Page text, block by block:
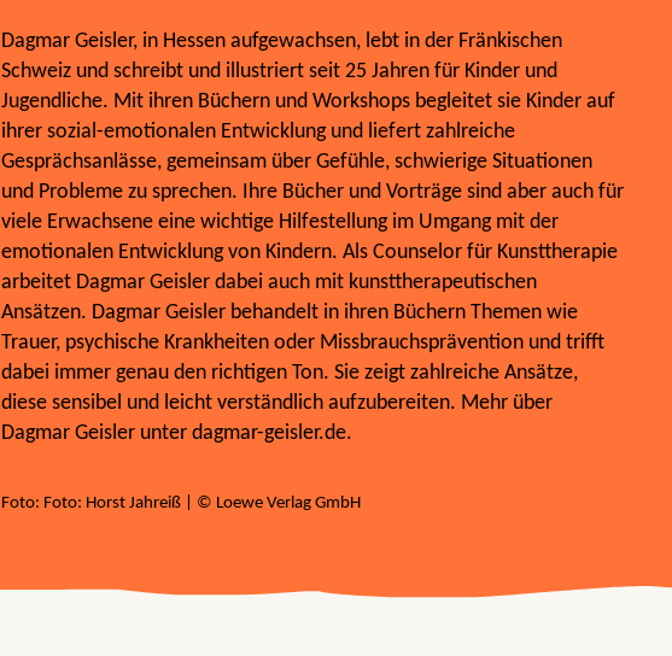
Dagmar Geisler, in Hessen aufgewachsen, lebt in der Fränkischen
Schweiz und schreibt und illustriert seit 25 Jahren für Kinder und
Jugendliche. Mit ihren Büchern und Workshops begleitet sie Kinder auf
ihrer sozial-emotionalen Entwicklung und liefert zahlreiche
Gesprächsanlässe, gemeinsam über Gefühle, schwierige Situationen
und Probleme zu sprechen. Ihre Bücher und Vorträge sind aber auch für
viele Erwachsene eine wichtige Hilfestellung im Umgang mit der
emotionalen Entwicklung von Kindern. Als Counselor für Kunsttherapie
arbeitet Dagmar Geisler dabei auch mit kunsttherapeutischen
Ansätzen. Dagmar Geisler behandelt in ihren Büchern Themen wie
Trauer, psychische Krankheiten oder Missbrauchsprävention und trifft
dabei immer genau den richtigen Ton. Sie zeigt zahlreiche Ansätze,
diese sensibel und leicht verständlich aufzubereiten. Mehr über
Dagmar Geisler unter dagmar-geisler.de.
Foto: Foto: Horst Jahreiß | © Loewe Verlag GmbH